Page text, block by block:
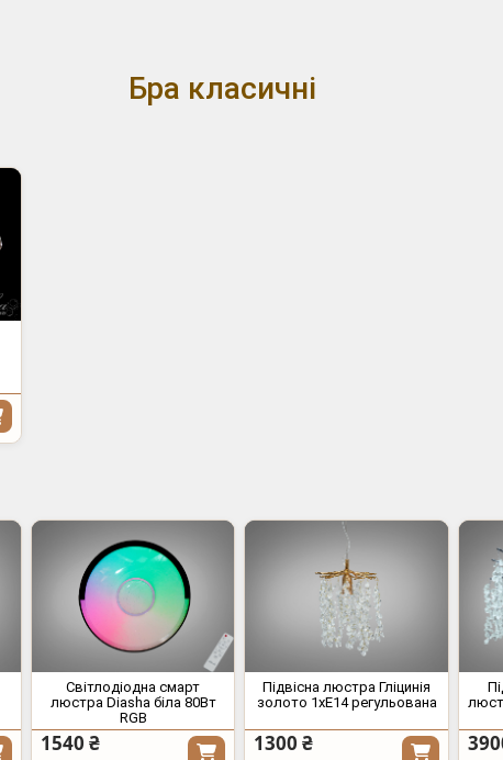
Бра класичні
Світлодіодна смарт
люстра Diasha біла 80Вт
RGB
1540 ₴
Підвісна люстра Гліцинія
золото 1xE14 регульована
1300 ₴